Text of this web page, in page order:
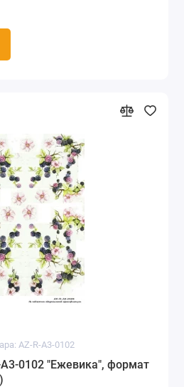
AZ-R-A3-0102
0102 "Ежевика", формат